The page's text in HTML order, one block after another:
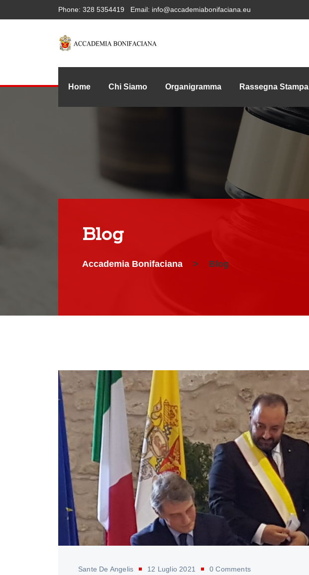
Phone: 328 5354419 Email: info@accademiabonifaciana.eu
Home Chi Siamo Organigramma Rassegna Stampa
Blog
Accademia Bonifaciana > Blog
Sante De Angelis 12 Luglio 2021 0 Comments